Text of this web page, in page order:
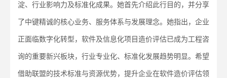
淀、行业影响力及标准化成果。她首先介绍此行目的，并分享
了中键精诚的核心业务、服务体系与发展理念。她指出，企业
正面临数字化转型，软件及信息化项目造价评估已成为工程咨
询的重要新兴板块，行业专业化、标准化发展趋势明显。希望
借助联盟的技术标准与资源优势，提升企业在软件造价评估领